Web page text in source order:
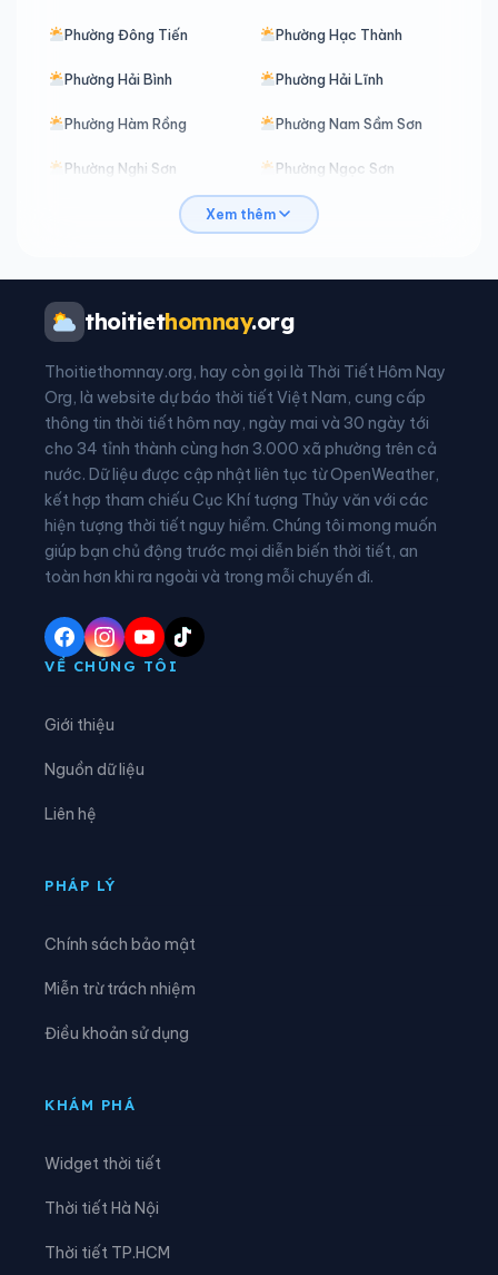
Phường Đông Tiến Phường Hạc Thành
Phường Hải Bình Phường Hải Lĩnh
Phường Hàm Rồng Phường Nam Sầm Sơn
Phường Nghi Sơn Phường Ngọc Sơn
Phường Nguyệt Viên Phường Quảng Phú
Phường Tân Dân
Phường Trúc Lâm
Xã Ba Đình Xã Bá Thước
Xã Bát Mọt Xã Biện Thượng
Xã Các Sơn Xã Cẩm Tân
Xã Cẩm Thạch Xã Cẩm Thủy
Xã Cẩm Tú Xã Cẩm Vân
Xã Cổ Lũng
Xã Điền Lư
Xã Hậu Lộc
Xã Hoằng Sơn
Xem thêm
thoitiethomnay.org
Thoitiethomnay.org, hay còn gọi là Thời Tiết Hôm Nay
Org, là website dự báo thời tiết Việt Nam, cung cấp
thông tin thời tiết hôm nay, ngày mai và 30 ngày tới
cho 34 tỉnh thành cùng hơn 3.000 xã phường trên cả
nước. Dữ liệu được cập nhật liên tục từ OpenWeather,
kết hợp tham chiếu Cục Khí tượng Thủy văn với các
hiện tượng thời tiết nguy hiểm. Chúng tôi mong muốn
giúp bạn chủ động trước mọi diễn biến thời tiết, an
toàn hơn khi ra ngoài và trong mỗi chuyến đi.
VỀ CHÚNG TÔI
Giới thiệu
Nguồn dữ liệu
Liên hệ
PHÁP LÝ
Chính sách bảo mật
Miễn trừ trách nhiệm
Điều khoản sử dụng
KHÁM PHÁ
Widget thời tiết
Thời tiết Hà Nội
Thời tiết TP.HCM